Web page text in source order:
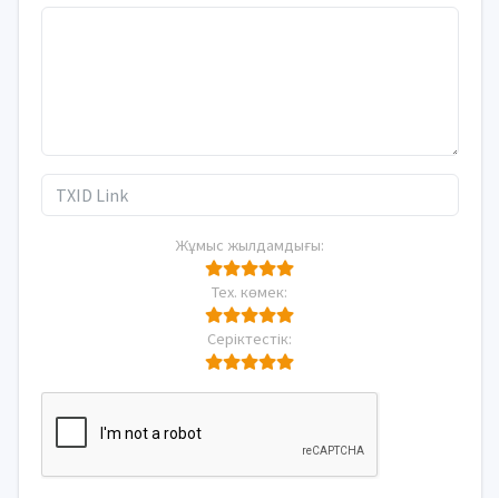
Жұмыс жылдамдығы:
Тех. көмек:
Серіктестік: